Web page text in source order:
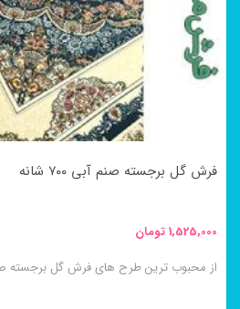
فرش گل برجسته صنم آبی ۷۰۰ شانه
1,525,000تومان
از محبوب ترین طرح های فرش گل برجسته